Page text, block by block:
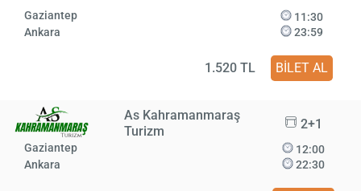
Gaziantep
Ankara
11:30
23:59
1.520 TL BİLET AL
As Kahramanmaraş
Turizm
2+1
Gaziantep
Ankara
12:00
22:30